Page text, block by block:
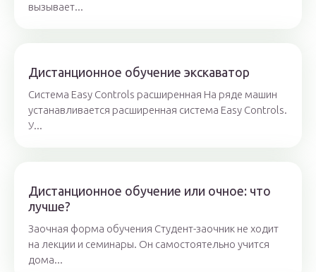
вызывает...
Дистанционное обучение экскаватор
Система Easy Controls расширенная На ряде машин
устанавливается расширенная система Easy Controls.
У...
Дистанционное обучение или очное: что
лучше?
Заочная форма обучения Студент-заочник не ходит
на лекции и семинары. Он самостоятельно учится
дома...